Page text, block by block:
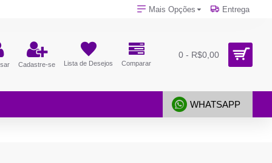
Mais Opções Entrega
Cadastre-se Lista de Desejos Comparar
0 - R$0,00
WHATSAPP